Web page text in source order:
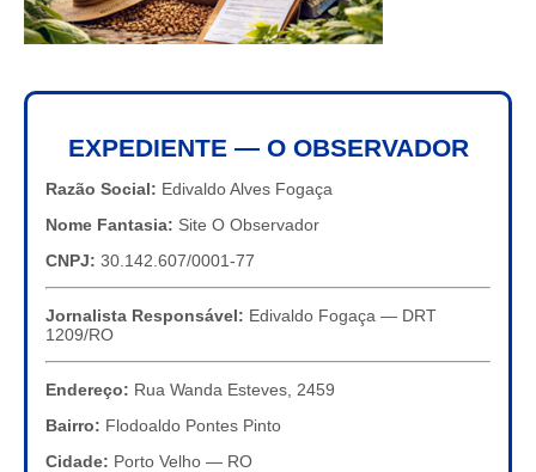
EXPEDIENTE — O OBSERVADOR
Razão Social: Edivaldo Alves Fogaça
Nome Fantasia: Site O Observador
CNPJ: 30.142.607/0001-77
Jornalista Responsável: Edivaldo Fogaça — DRT
1209/RO
Endereço: Rua Wanda Esteves, 2459
Bairro: Flodoaldo Pontes Pinto
Cidade: Porto Velho — RO